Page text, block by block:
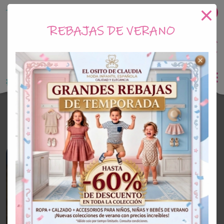
El Osito de Claudia
Tu tienda online de Moda Infantil
0€
Conjunto
¡Oferta!
20% ¡Oferta!
50%
REBAJAS DE VERANO